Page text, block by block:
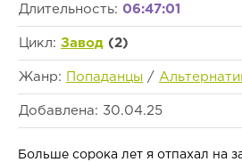
Длительность: 06:47:01
Цикл: Завод (2)
Жанр: Попаданцы /
Добавлена: 30.04.25
Больше сорока лет я отпахал на